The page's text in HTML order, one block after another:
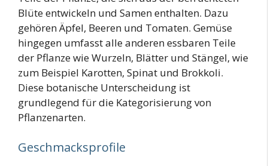
Blüte entwickeln und Samen enthalten. Dazu
gehören Äpfel, Beeren und Tomaten. Gemüse
hingegen umfasst alle anderen essbaren Teile
der Pflanze wie Wurzeln, Blätter und Stängel, wie
zum Beispiel Karotten, Spinat und Brokkoli.
Diese botanische Unterscheidung ist
grundlegend für die Kategorisierung von
Pflanzenarten.
Geschmacksprofile